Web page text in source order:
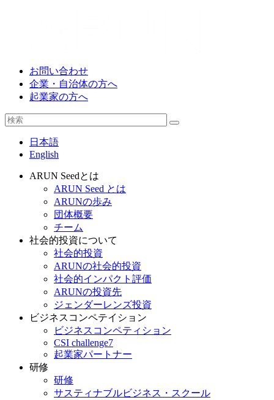
お問い合わせ
企業・自治体の方へ
起業家の方へ
日本語
English
ARUN Seedとは
ARUN Seed とは
ARUNの歩み
団体概要
チーム
社会的投資について
社会的投資
ARUNの社会的投資
社会的インパクト評価
ARUNの投資先
ジェンダーレンズ投資
ビジネスコンペテイション
ビジネスコンペティション
CSI challenge7
起業家パートナー
研修
研修
サスティナブルビジネス・スクール